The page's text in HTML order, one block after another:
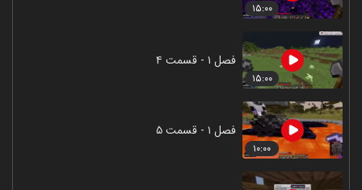
۱۵:۰۰
۱۵:۰۰
فصل ۱ - قسمت ۴
۱۰:۰۰
فصل ۱ - قسمت ۵